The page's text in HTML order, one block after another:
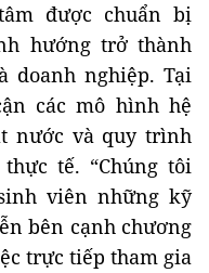
được chuẩn bị
hướng trở thành
doanh nghiệp. Tại
các mô hình hệ
nước và quy trình
tế. “Chúng tôi
viên những kỹ
bên cạnh chương
trực tiếp tham gia